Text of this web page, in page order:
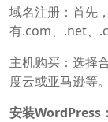
域名注册：首先
有.com、.net、
主机购买：选择
度云或亚马逊等。
安装WordPress：